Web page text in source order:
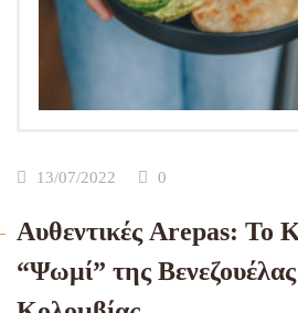
13/07/2022 0
Αυθεντικές Arepas: Το
“Ψωμί” της